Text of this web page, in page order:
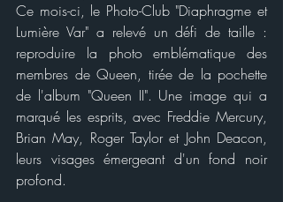
Ce mois-ci, le Photo-Club "Diaphragme et
Lumière Var" a relevé un défi de taille :
reproduire la photo emblématique des
membres de Queen, tirée de la pochette
de l'album "Queen II". Une image qui a
marqué les esprits, avec Freddie Mercury,
Brian May, Roger Taylor et John Deacon,
leurs visages émergeant d'un fond noir
profond.